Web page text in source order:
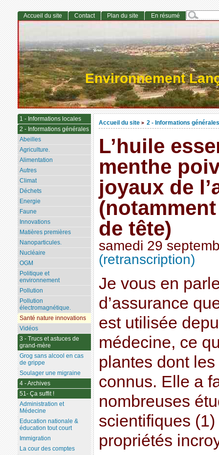
Environnement
Accueil du site > 2 - Informations générales
L’huile
menthe
joyaux de
de tête)
samedi 29
(retranscription)
Je vous en
d’assurance
est utilisée
médecine, ce
plantes dont
connus. Elle a
nombreuses
scientifiques
propriétés
Accueil du site Contact Plan du site En résumé
1 - Informations locales
2 - Informations générales
Abeilles
Agriculture.
Alimentation
Autres
Climat
Déchets
Energie
Faune
Innovations
Matières premières
Nanoparticules.
Nucléaire
OGM
Politique et
environnement
Pollution
Pollution
électromagnétique.
Santé nature innovations
Vidéos
3 - Trucs et astuces de
grand-mère
Grog sans alcool en cas
de grippe
Soulager une migraine
4 - Archives
51- Ça suffit !
Administration et
Médecine
Education nationale &
éducation tout court
Immigration
La cour des comptes